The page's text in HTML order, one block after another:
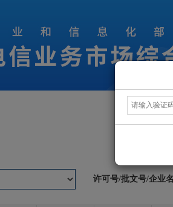
许可号/批文号/企业